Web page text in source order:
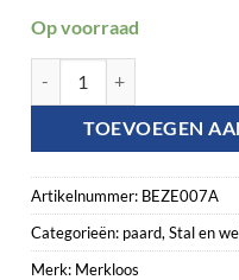
Op voorraad
TOEVOEGEN
Artikelnummer: BEZE007A
Categorieën: paard, Stal en
Merk: Merkloos